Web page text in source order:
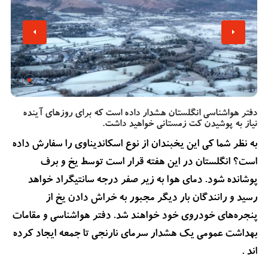
دفتر هواشناسی انگلستان هشدار داده است که برای روزهای آینده
نیاز به پوشیدن کت زمستانی خواهید داشت.
به نظر شما کی این یخبندان از نوع اسکاندیناوی را سفارش داده
است؟ انگلستان در این هفته قرار است توسط یخ و برف
پوشانده شود. دمای هوا به زیر صفر درجه سانتیگراد خواهد
رسید و رانندگان بار دیگر مجبور به خراش دادن یخ از
پنجره‌های خودروی خود خواهند شد. دفتر هواشناسی و مقامات
بهداشت عمومی یک هشدار سرمای نارنجی تا جمعه ایجاد کرده
اند .